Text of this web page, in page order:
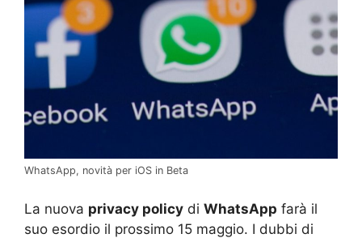
WhatsApp, novità per iOS in Beta
La nuova privacy policy di WhatsApp farà il
suo esordio il prossimo 15 maggio. I dubbi di